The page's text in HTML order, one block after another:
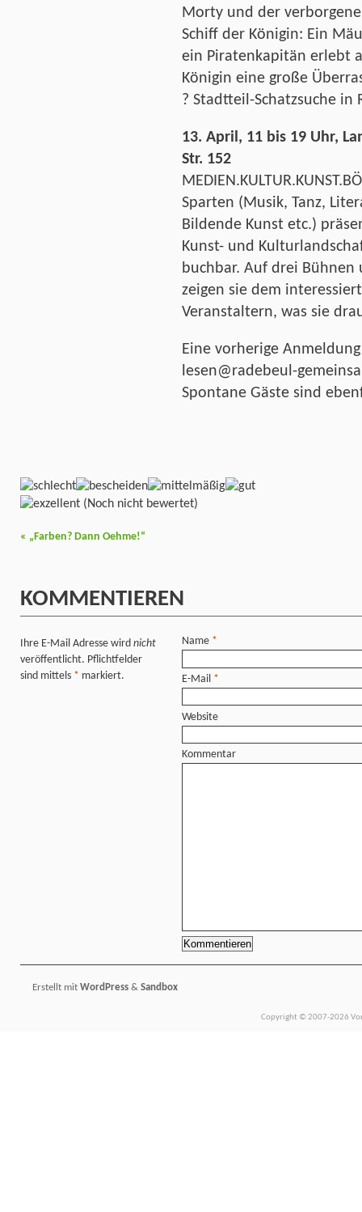
Morty und der
Schiff der Königin: Ein
ein Piratenkapitän erlebt
Königin eine große
? Stadtteil-Schatzsuche in
13. April, 11 bis 19 Uhr,
Str. 152
Sparten (Musik, Tanz,
Bildende Kunst etc.)
Kunst- und
buchbar. Auf drei Bühnen
zeigen sie dem
Veranstaltern, was sie
Eine vorherige
lesen@radebeul-
Spontane Gäste sind
(Noch nicht bewertet)
« „Farben? Dann Oehme!“
KOMMENTIEREN
Ihre E-Mail Adresse wird nicht
veröffentlicht. Pflichtfelder
sind mittels * markiert.
Name *
E-Mail *
Website
Kommentar
Erstellt mit WordPress & Sandbox
Copyright © 2007-2026